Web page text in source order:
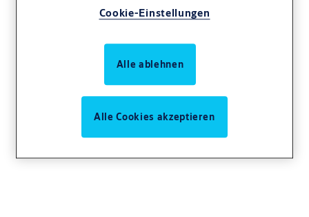
Cookie-Einstellungen
Alle ablehnen
Alle Cookies akzeptieren